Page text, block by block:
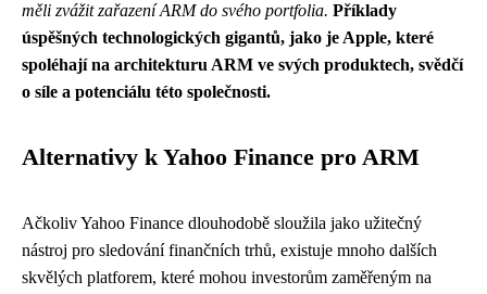
měli zvážit zařazení ARM do svého portfolia. Příklady
úspěšných technologických gigantů, jako je Apple, které
spoléhají na architekturu ARM ve svých produktech, svědčí
o síle a potenciálu této společnosti.
Alternativy k Yahoo Finance pro ARM
Ačkoliv Yahoo Finance dlouhodobě sloužila jako užitečný
nástroj pro sledování finančních trhů, existuje mnoho dalších
skvělých platforem, které mohou investorům zaměřeným na